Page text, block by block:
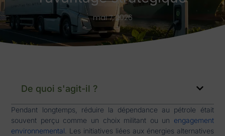
mai 7, 2026
De quoi s'agit-il ?
Pendant longtemps, réduire la dépendance au pétrole était
souvent perçu comme un choix militant ou un engagement
environnemental . Les initiatives liées aux énergies alternatives